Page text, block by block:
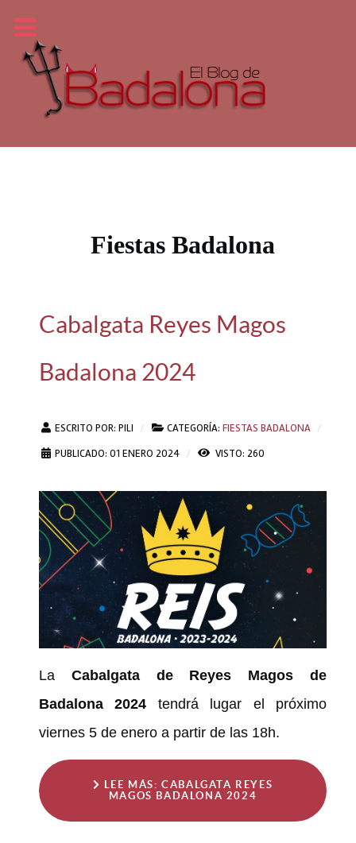
Fiestas Badalona
Cabalgata Reyes Magos
Badalona 2024
ESCRITO POR: PILI CATEGORÍA: FIESTAS BADALONA
PUBLICADO: 01 ENERO 2024
VISTO: 260
La Cabalgata de Reyes Magos de
Badalona 2024 tendrá lugar el próximo
viernes 5 de enero a partir de las 18h.
LEE MÁS: CABALGATA REYES
MAGOS BADALONA 2024